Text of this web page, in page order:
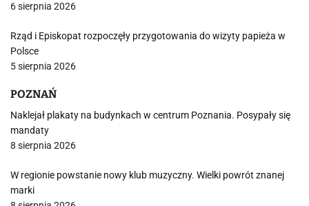
6 sierpnia 2026
Rząd i Episkopat rozpoczęły przygotowania do wizyty papieża w
Polsce
5 sierpnia 2026
POZNAŃ
Naklejał plakaty na budynkach w centrum Poznania. Posypały się
mandaty
8 sierpnia 2026
W regionie powstanie nowy klub muzyczny. Wielki powrót znanej
marki